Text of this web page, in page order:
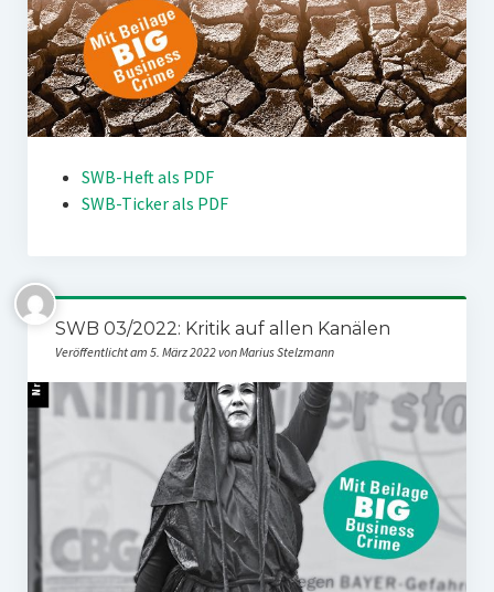
SWB-Heft als PDF
SWB-Ticker als PDF
SWB 03/2022: Kritik auf allen Kanälen
Veröffentlicht am 5. März 2022 von Marius Stelzmann